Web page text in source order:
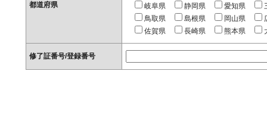
都道府県
岐阜県
静岡県 愛知県
鳥取県
島根県 岡山県
佐賀県
長崎県 熊本県
修了証番号/登録番号